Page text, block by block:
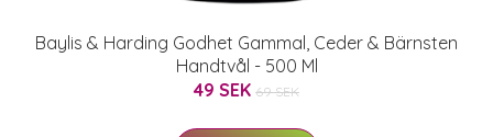
Baylis & Harding Godhet Gammal, Ceder & Bärnsten
Handtvål - 500 Ml
49 SEK 69 SEK